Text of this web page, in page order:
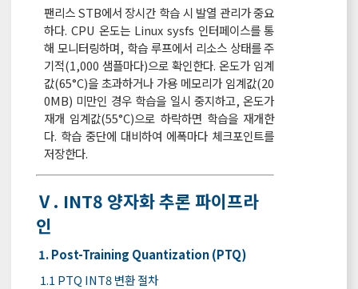
팬리스 STB에서 장시간 학습 시 발열 관리가 중요
하다. CPU 온도는 Linux sysfs 인터페이스를 통
해 모니터링하며, 학습 루프에서 리소스 상태를 주
기적(1,000 샘플마다)으로 확인한다. 온도가 임계
값(65°C)을 초과하거나 가용 메모리가 임계값(20
0MB) 미만인 경우 학습을 일시 중지하고, 온도가
재개 임계값(55°C)으로 하락하면 학습을 재개한
다. 학습 중단에 대비하여 에폭마다 체크포인트를
저장한다.
Ⅴ. INT8 양자화 추론 파이프라
인
1. Post-Training Quantization (PTQ)
1.1 PTQ INT8 변환 절차